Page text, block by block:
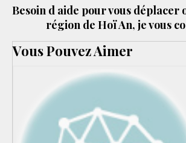
Besoin d aide pour vous déplacer
région de Hoï An, je vous
Vous Pouvez Aimer